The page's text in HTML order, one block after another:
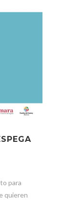
para
quieren